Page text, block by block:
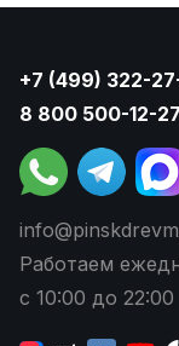
+7 (499) 322-
8 800 500-12-27
Работаем
с 10:00 до 22:00